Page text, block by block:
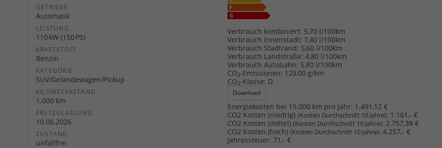
GETRIEBE
Automatik
LEISTUNG
110 kW (150 PS)
KRAFTSTOFF
Benzin
KATEGORIE
SUV/Geländewagen/Pickup
KILOMETERSTAND
1.000 km
ERSTZULASSUNG
10.06.2026
ZUSTAND
unfallfrei
Verbrauch kombiniert: 5,70 l/100km
Verbrauch Innenstadt: 7,40 l/100km
Verbrauch Stadtrand: 5,60 l/100km
Verbrauch Landstraße: 4,80 l/100km
Verbrauch Autobahn: 5,80 l/100km
CO2-Emissionen: 129,00 g/km
CO2-Klasse: D
Download
Energiekosten bei 15.000 km pro Jahr: 1.491,12 €
CO2 Kosten (niedrig) (Kosten Durchschnitt 10 Jahre): 1.161,- €
CO2 Kosten (mittel) (Kosten Durchschnitt 10 Jahre): 2.757,38 €
CO2 Kosten (hoch) (Kosten Durchschnitt 10 Jahre): 4.257,- €
Jahressteuer: 71,- €